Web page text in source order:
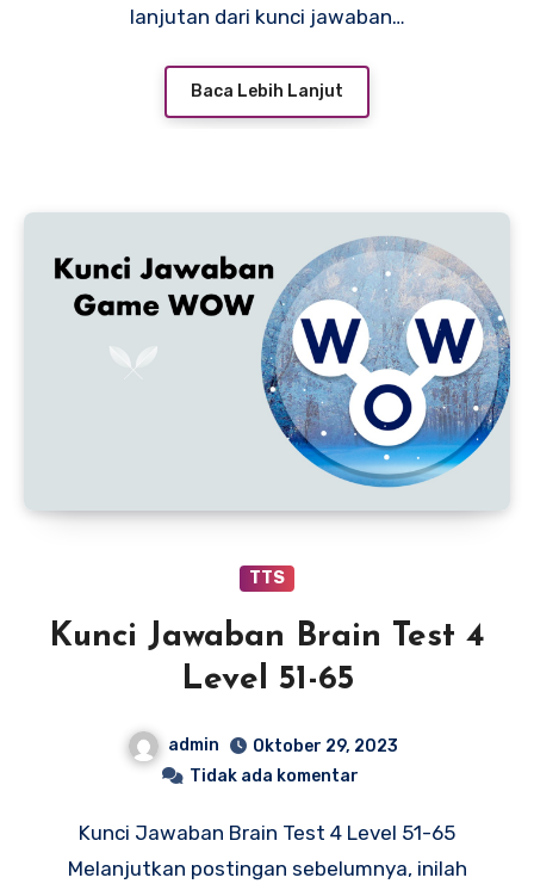
lanjutan dari kunci jawaban…
Baca Lebih Lanjut
TTS
Kunci Jawaban Brain Test 4
Level 51-65
admin
Oktober 29, 2023
Tidak ada komentar
Kunci Jawaban Brain Test 4 Level 51-65
Melanjutkan postingan sebelumnya, inilah